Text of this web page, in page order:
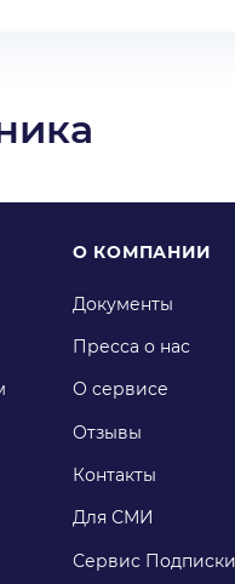
О КОМПАНИИ
Документы
Пресса о нас
О сервисе
Отзывы
Контакты
Для СМИ
Сервис Подписки